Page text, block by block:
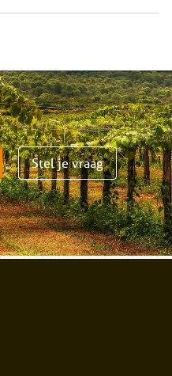
Stel je vraag